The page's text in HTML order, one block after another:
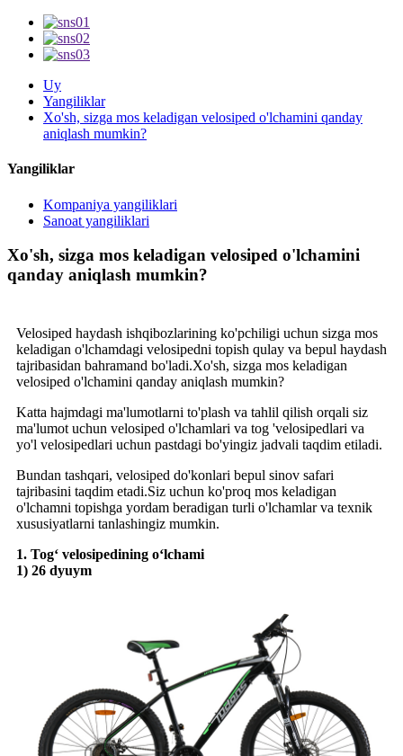
Uy
Yangiliklar
Xo'sh, sizga mos keladigan velosiped o'lchamini qanday
aniqlash mumkin?
Yangiliklar
Kompaniya yangiliklari
Sanoat yangiliklari
Xo'sh, sizga mos keladigan velosiped o'lchamini
qanday aniqlash mumkin?
Velosiped haydash ishqibozlarining ko'pchiligi uchun sizga mos
keladigan o'lchamdagi velosipedni topish qulay va bepul haydash
tajribasidan bahramand bo'ladi.Xo'sh, sizga mos keladigan
velosiped o'lchamini qanday aniqlash mumkin?
Katta hajmdagi ma'lumotlarni to'plash va tahlil qilish orqali siz
ma'lumot uchun velosiped o'lchamlari va tog 'velosipedlari va
yo'l velosipedlari uchun pastdagi bo'yingiz jadvali taqdim etiladi.
Bundan tashqari, velosiped do'konlari bepul sinov safari
tajribasini taqdim etadi.Siz uchun ko'proq mos keladigan
o'lchamni topishga yordam beradigan turli o'lchamlar va texnik
xususiyatlarni tanlashingiz mumkin.
1. Tog‘ velosipedining o‘lchami
1) 26 dyuym